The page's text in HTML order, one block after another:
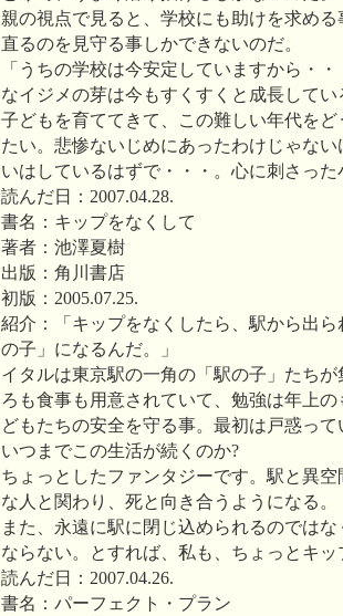
親の視点で見ると、学校にも助けを求め
直るのを見守る事しかできないのだ。
「うちの学校は今安定していますから・
なイジメの芽は今もすくすくと成長してい
子どもを育ててきて、この難しい年代を
たい。悲惨ないじめにあったわけじゃな
いはしているはずで・・・。心に刺さった
読んだ日：2007.04.28.
書名：キップをなくして
著者：池澤夏樹
出版：角川書店
初版：2005.07.25.
紹介：「キップをなくしたら、駅から出
の子」になるんだ。」
イタルは東京駅の一角の「駅の子」たち
ろも食事も用意されていて、勉強は年上
どもたちの安全を守る事。最初は戸惑っ
いつまでこの生活が続くのか?
ちょっとしたファンタジーです。駅と異
な人と関わり、死と向き合うようになる。
また、永遠に駅に閉じ込められるのでは
ならない。とすれば、私も、ちょっとキッ
読んだ日：2007.04.26.
書名：パーフェクト・プラン